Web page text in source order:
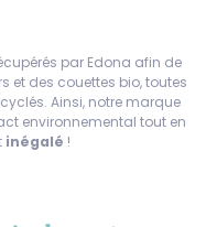
par Edona afin de
et des couettes bio, toutes
Ainsi, notre marque
environnemental tout en
inégalé !